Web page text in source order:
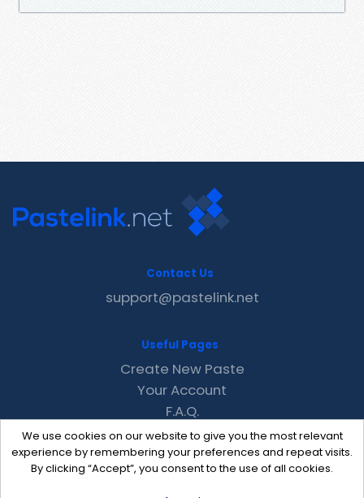
We use cookies on our website to give you the most relevant
experience by remembering your preferences and repeat visits.
By clicking “Accept”, you consent to the use of all cookies.
Contact Us
support@pastelink.net
Useful Pages
Create New Paste
Your Account
F.A.Q.
Recent
Contact